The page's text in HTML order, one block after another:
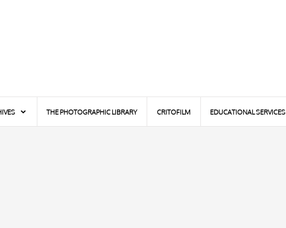
THE PHOTOGRAPHIC LIBRARY CRITOFILM EDUCATIONAL SERVICES